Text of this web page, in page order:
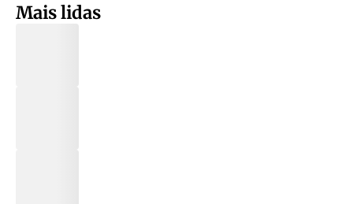
Mais lidas